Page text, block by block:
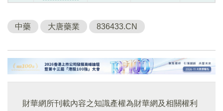
中藥 大唐藥業 836433.CN
財華網所刊載內容之知識產權為財華網及相關權利